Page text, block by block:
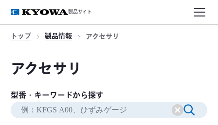
製品サイト
トップ 製品情報 アクセサリ
アクセサリ
型番・キーワードから探す